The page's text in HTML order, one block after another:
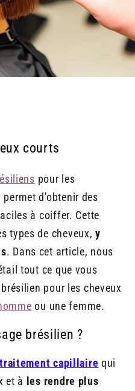
courts
pour les
d'obtenir des
à coiffer. Cette
types de cheveux,y
. Dans cet article, nous
tout ce que vous
pour les cheveux
ou une femme.
brésilien ?
traitement capillaire qui
et à les rendre plus